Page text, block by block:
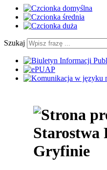
Szukaj